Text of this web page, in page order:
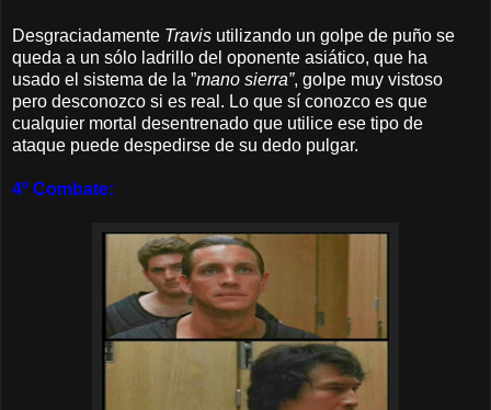
Desgraciadamente Travis utilizando un golpe de puño se
queda a un sólo ladrillo del oponente asiático, que ha
usado el sistema de la ”mano sierra”, golpe muy vistoso
pero desconozco si es real. Lo que sí conozco es que
cualquier mortal desentrenado que utilice ese tipo de
ataque puede despedirse de su dedo pulgar.
4º Combate: